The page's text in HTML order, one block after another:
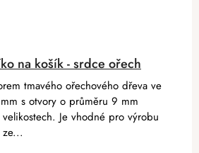
na košík - srdce ořech
tmavého ořechového dřeva ve
s otvory o průměru 9 mm
Je vhodné pro výrobu
ze...